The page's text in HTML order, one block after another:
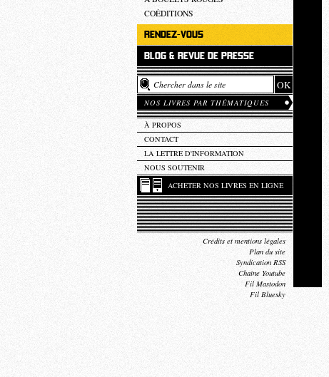
COÉDITIONS
RENDEZ-VOUS
BLOG & REVUE DE PRESSE
NOS LIVRES PAR THÉMATIQUES
À PROPOS
CONTACT
LA LETTRE D'INFORMATION
NOUS SOUTENIR
ACHETER NOS LIVRES EN LIGNE
Crédits et mentions légales
Plan du site
Syndication RSS
Chaîne Youtube
Fil Mastodon
Fil Bluesky